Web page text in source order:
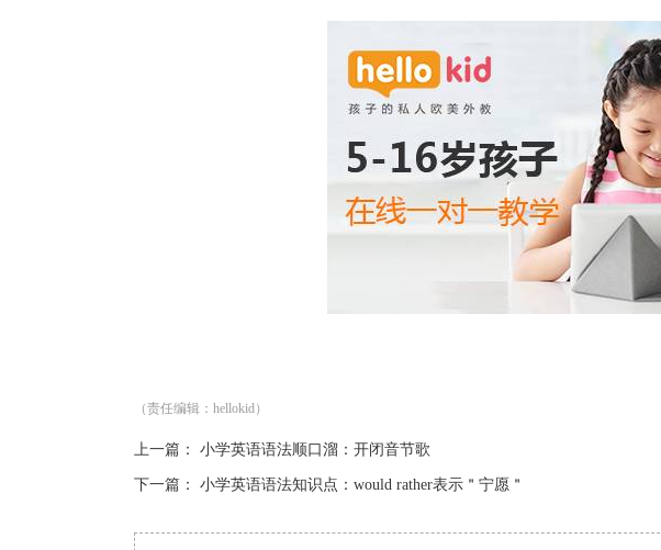
（责任编辑：hellokid）
上一篇： 小学英语语法顺口溜：开闭音节歌
下一篇： 小学英语语法知识点：would rather表示＂宁愿＂